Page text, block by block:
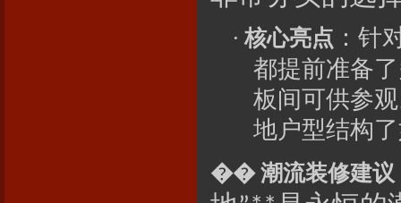
· 核心亮点 ：针
都提前准备
板间可供参
地户型结构
�� 潮流装修建议